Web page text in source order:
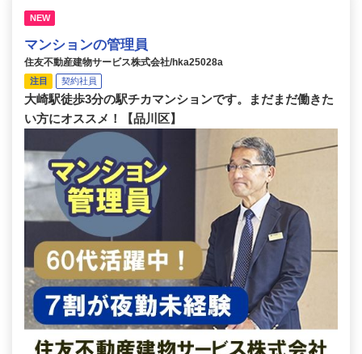
NEW
マンションの管理員
住友不動産建物サービス株式会社/hka25028a
注目 契約社員
大崎駅徒歩3分の駅チカマンションです。まだまだ働きた
い方にオススメ！【品川区】